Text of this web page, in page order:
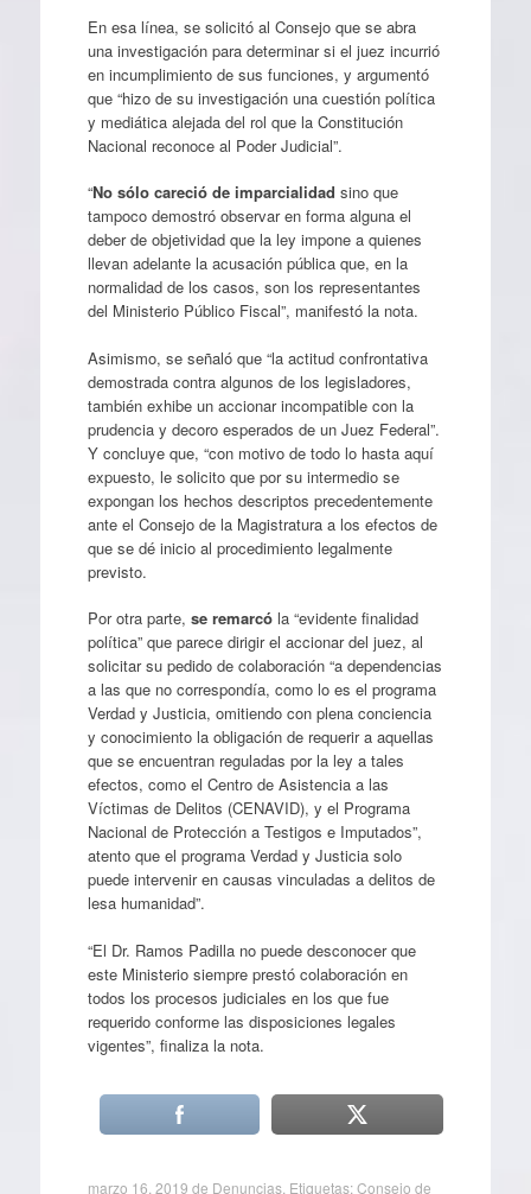
En esa línea, se solicitó al Consejo que se abra
una investigación para determinar si el juez incurrió
en incumplimiento de sus funciones, y argumentó
que “hizo de su investigación una cuestión política
y mediática alejada del rol que la Constitución
Nacional reconoce al Poder Judicial”.
“No sólo careció de imparcialidad sino que
tampoco demostró observar en forma alguna el
deber de objetividad que la ley impone a quienes
llevan adelante la acusación pública que, en la
normalidad de los casos, son los representantes
del Ministerio Público Fiscal”, manifestó la nota.
Asimismo, se señaló que “la actitud confrontativa
demostrada contra algunos de los legisladores,
también exhibe un accionar incompatible con la
prudencia y decoro esperados de un Juez Federal”.
Y concluye que, “con motivo de todo lo hasta aquí
expuesto, le solicito que por su intermedio se
expongan los hechos descriptos precedentemente
ante el Consejo de la Magistratura a los efectos de
que se dé inicio al procedimiento legalmente
previsto.
Por otra parte, se remarcóla “evidente finalidad
política” que parece dirigir el accionar del juez, al
solicitar su pedido de colaboración “a dependencias
a las que no correspondía, como lo es el programa
Verdad y Justicia, omitiendo con plena conciencia
y conocimiento la obligación de requerir a aquellas
que se encuentran reguladas por la ley a tales
efectos, como el Centro de Asistencia a las
Víctimas de Delitos (CENAVID), y el Programa
Nacional de Protección a Testigos e Imputados”,
atento que el programa Verdad y Justicia solo
puede intervenir en causas vinculadas a delitos de
lesa humanidad”.
“El Dr. Ramos Padilla no puede desconocer que
este Ministerio siempre prestó colaboración en
todos los procesos judiciales en los que fue
requerido conforme las disposiciones legales
vigentes”, finaliza la nota.
marzo 16, 2019 de Denuncias. Etiquetas:Consejo de